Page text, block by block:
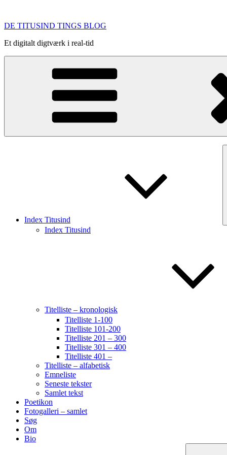
indhold
DE TITUSIND TINGS BLOG
Et digitalt digtværk i real-tid
Index Titusind
Index Titusind
Titelliste – kronologisk
Titelliste 1-100
Titelliste 101-200
Titelliste 201 – 300
Titelliste 301 – 400
Titelliste 401 –
Titelliste – alfabetisk
Emneliste
Seneste tekster
Samlet tekst
Poetikon
Fotogalleri – samlet
Søg
Om
Bio